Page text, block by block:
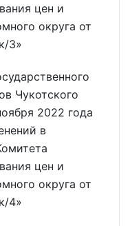
цен и
округа от
3»
Чукотского
2022 года
в
цен и
округа от
4»